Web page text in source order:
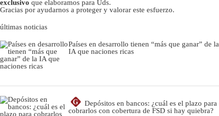
exclusivo que elaboramos para Uds.
Gracias por ayudarnos a proteger y valorar este esfuerzo.
últimas noticias
Países en desarrollo tienen “más que ganar” de la
IA que naciones ricas
G
Depósitos en bancos: ¿cuál es el plazo para
cobrarlos con cobertura de FSD si hay quiebra?